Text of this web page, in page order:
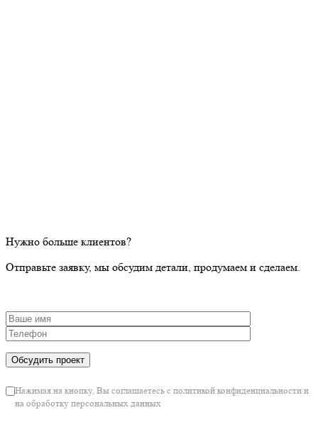
Нужно больше клиентов?
Отправьте заявку, мы обсудим детали, продумаем и сделаем.
Нажимая на кнопку, Вы соглашаетесь с политикой конфиденциальности и
на обработку персональных данных